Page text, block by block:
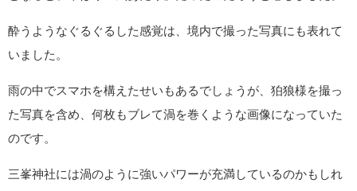
酔うようなぐるぐるした感覚は、境内で撮った写真にも表れて
いました。
雨の中でスマホを構えたせいもあるでしょうが、狛狼様を撮っ
た写真を含め、何枚もブレて渦を巻くような画像になっていた
のです。
三峯神社には渦のように強いパワーが充満しているのかもしれ